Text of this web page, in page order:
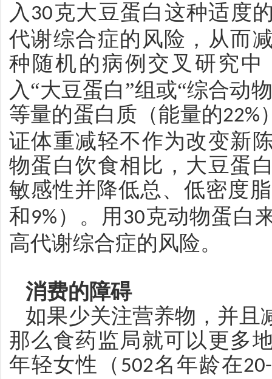
入 30克大豆蛋白这种适度
代谢综合症的风险，从而
种随机的病例交叉研究中
入“大豆蛋白”组或“综合动
等量的蛋白质（能量的22%
证体重减轻不作为改变新
物蛋白饮食相比，大豆蛋
敏感性并降低总、低密度
和9% ）。用 30克动物蛋白
高代谢综合症的风险。
消费的障碍
如果少关注营养物，并且
那么食药监局就可以更多
年轻女性（ 502名年龄在